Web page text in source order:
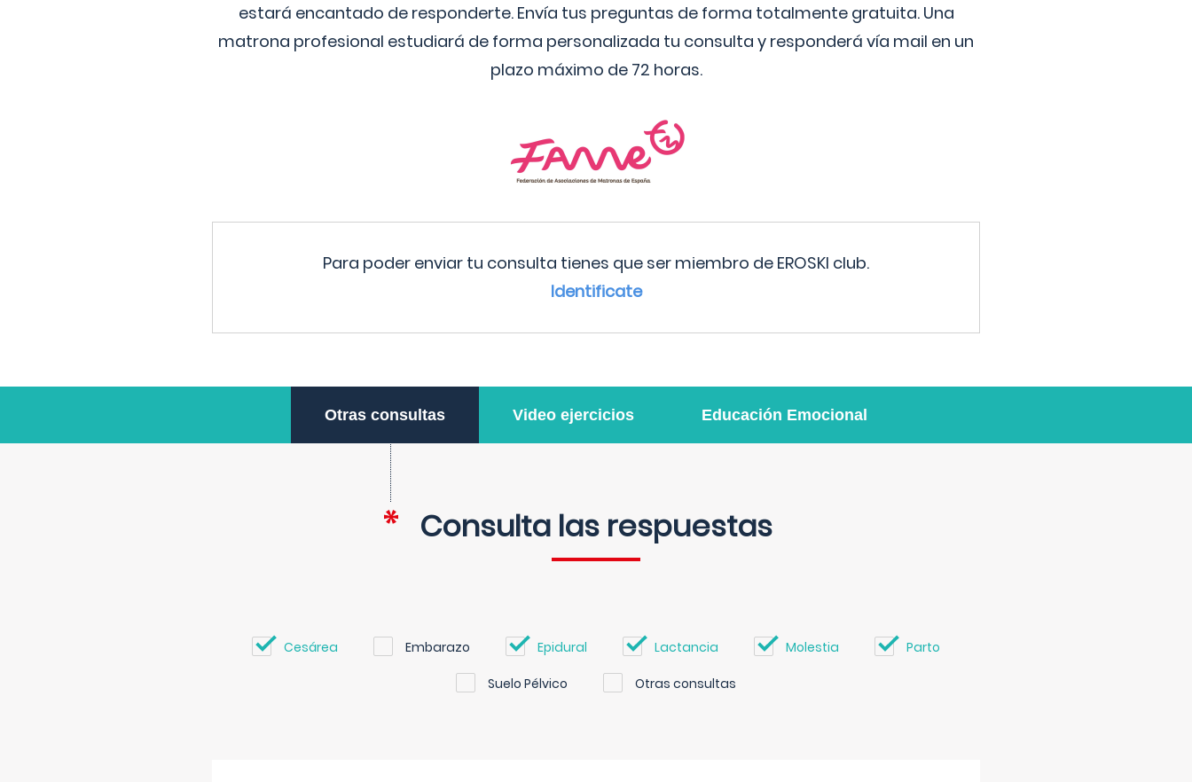
estará encantado de responderte. Envía tus preguntas de forma totalmente gratuita. Una
matrona profesional estudiará de forma personalizada tu consulta y responderá vía mail en un
plazo máximo de 72 horas.
Para poder enviar tu consulta tienes que ser miembro de EROSKI club.
Identificate
Otras consultas Video ejercicios Educación Emocional
Consulta las respuestas
Cesárea Embarazo Epidural Lactancia Molestia Parto
Suelo Pélvico Otras consultas